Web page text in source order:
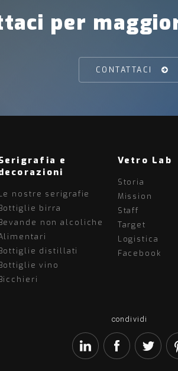
per
CONTATTACI
e
nostre serigrafie
birra
non alcoliche
distillati
vino
Vetro Lab
Storia
Mission
Staff
Target
Logistica
Facebook
condividi